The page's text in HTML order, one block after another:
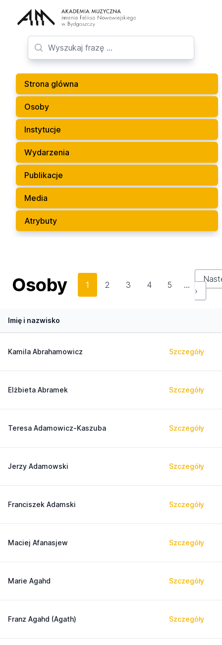
Strona glówna
Osoby
Instytucje
Wydarzenia
Publikacje
Media
Atrybuty
Osoby 1 2 3 4 5 …
›
Imię i nazwisko
Kamila Abrahamowicz Szczegóły
Elżbieta Abramek Szczegóły
Teresa Adamowicz-Kaszuba Szczegóły
Jerzy Adamowski Szczegóły
Franciszek Adamski Szczegóły
Maciej Afanasjew Szczegóły
Marie Agahd Szczegóły
Franz Agahd (Agath) Szczegóły